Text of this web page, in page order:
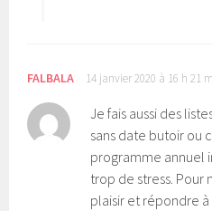
FALBALA 14 janvier 2020 à 16 h 21
Je fais aussi des
sans date butoir ou
programme annuel
trop de stress. Pour
plaisir et répondre à